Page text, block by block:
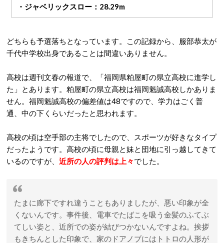
・ジャベリックスロー：28.29m
どちらも予選落ちとなっています。この記録から、服部恭太が
千代中学校出身であることは間違いありません。
高校は週刊文春の報道で、「福岡県粕屋町の県立高校に進学し
た」とあります。粕屋町の県立高校は福岡魁誠高校しかありま
せん。福岡魁誠高校の偏差値は48ですので、学力はごく普
通、中の下くらいだったと思われます。
高校の頃は空手部の主将でしたので、スポーツが好きなタイプ
だったようです。高校の頃に母親と妹と団地に引っ越してきて
いるのですが、 近所の人の評判は上々でした。
たまに廊下ですれ違うこともありましたが、悪い印象が全
くないんです。事件後、電車でたばこを吸う金髪のふてぶ
てしい姿と、近所での姿が結びつかないんですよね。挨拶
もきちんとした印象で、家のドアノブにはトトロの人形が